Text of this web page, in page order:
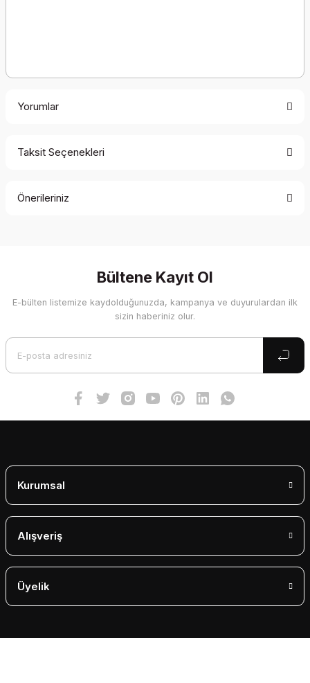
Yorumlar
Taksit Seçenekleri
Önerileriniz
Görüş ve önerileriniz için teşekkür ederiz.
Ürün resmi kalitesiz, bozuk veya görüntülenemiyor.
Bültene Kayıt Ol
E-bülten listemize kaydolduğunuzda, kampanya ve duyurulardan ilk
sizin haberiniz olur.
Kurumsal
Alışveriş
Üyelik